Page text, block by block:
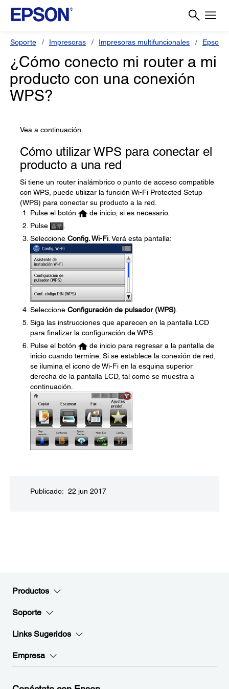
Soporte Impresoras Impresoras multifuncionales Epson L
¿Cómo conecto mi router a mi
producto con una conexión
WPS?
Vea a continuación.
Cómo utilizar WPS para conectar el
producto a una red
Si tiene un router inalámbrico o punto de acceso compatible
con WPS, puede utilizar la función Wi-Fi Protected Setup
(WPS) para conectar su producto a la red.
Pulse el botón
de inicio, si es necesario.
Pulse
Seleccione Config. Wi-Fi . Verá esta pantalla:
Seleccione Configuración de pulsador (WPS)
Siga las instrucciones que aparecen en la pantalla LCD
para finalizar la configuración de WPS.
Pulse el botón
de inicio para regresar a la pantalla de
inicio cuando termine. Si se establece la conexión de red,
se ilumina el icono de Wi-Fi en la esquina superior
derecha de la pantalla LCD, tal como se muestra a
continuación.
Publicado: 22 jun 2017
Productos
Soporte
Links Sugeridos
Empresa